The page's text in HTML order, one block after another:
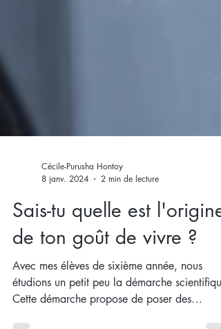
Cécile-Purusha Hontoy
8 janv. 2024
2 min de lecture
Sais-tu quelle est l'origine
de ton goût de vivre ?